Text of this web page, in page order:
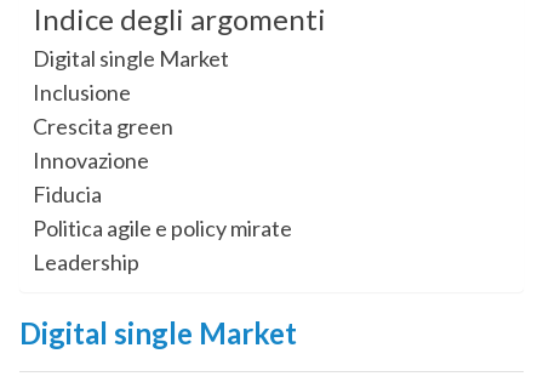
Indice degli argomenti
Digital single Market
Inclusione
Crescita green
Innovazione
Fiducia
Politica agile e policy mirate
Leadership
Digital single Market